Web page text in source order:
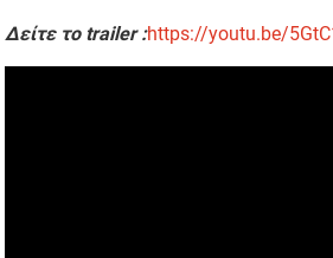
Δείτε το trailer :https://youtu.be/